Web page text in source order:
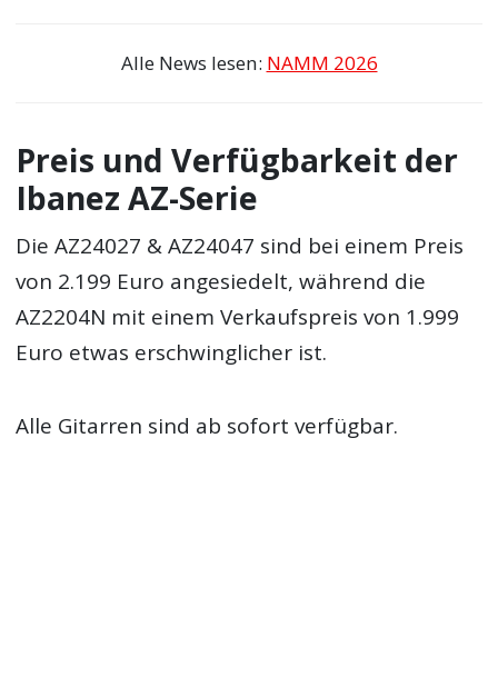
Alle News lesen: NAMM 2026
Preis und Verfügbarkeit der
Ibanez AZ-Serie
Die AZ24027 & AZ24047 sind bei einem Preis
von 2.199 Euro angesiedelt, während die
AZ2204N mit einem Verkaufspreis von 1.999
Euro etwas erschwinglicher ist.
Alle Gitarren sind ab sofort verfügbar.